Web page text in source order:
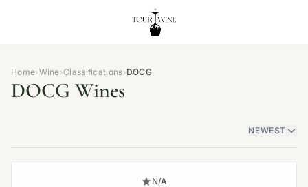
Home›Wine›Classifications›DOCG
DOCG Wines
NEWEST
N/A